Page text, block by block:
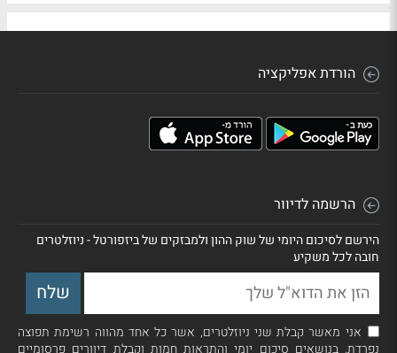
הורדת אפליקציה
הרשמה לדיוור
הירשם לסיכום היומי של שוק ההון ולמבזקים של ביזפורטל - ניוזלטרים
חובה לכל משקיע
אני מאשר קבלת שני ניוזלטרים, אשר כל אחד מהווה רשימת תפוצה
נפרדת, בנושאים סיכום יומי והתראות חמות וקבלת דיוורים פרסומיים